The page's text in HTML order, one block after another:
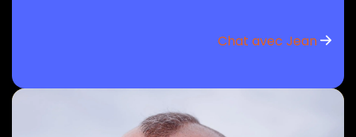
Chat avec Jean